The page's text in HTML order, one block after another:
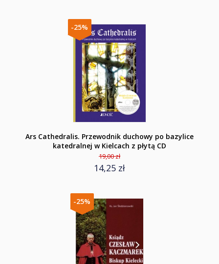
-25%
Ars Cathedralis. Przewodnik duchowy po bazylice
katedralnej w Kielcach z płytą CD
19,00 zł
14,25 zł
-25%